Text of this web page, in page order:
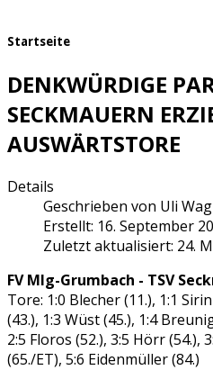
Startseite
DENKWÜRDIGE
SECKMAUERN
AUSWÄRTSTORE
Details
Geschrieben von Uli
Erstellt: 16. September
Zuletzt aktualisiert: 24.
FV Mlg-Grumbach - TSV
Tore: 1:0 Blecher (11.), 1:1
(43.), 1:3 Wüst (45.), 1:4
2:5 Floros (52.), 3:5 Hörr (54.),
(65./ET), 5:6 Eidenmüller (84.)